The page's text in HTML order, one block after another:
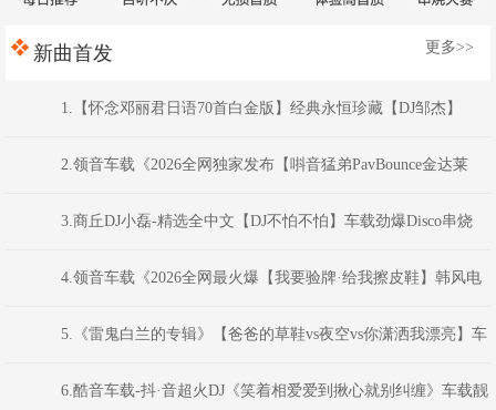
新曲首发 更多>>
1.【怀念邓丽君日语70首白金版】经典永恒珍藏【DJ邹杰】
2.领音车载《2026全网独家发布【唞音猛弟PavBounce金达莱
花】最新反排TechHouse电音嗨曲》(Dj音少Mix)
3.商丘DJ小磊-精选全中文【DJ不怕不怕】车载劲爆Disco串烧
4.领音车载《2026全网最火爆【我要验牌·给我擦皮鞋】韩风电
音派对Bounce弹跳重低音》(Dj红仔Mix)
5.《雷鬼白兰的专辑》【爸爸的草鞋vs夜空vs你潇洒我漂亮】车
载串烧-DJ宝剑6.酷音车载-抖·音超火DJ《笑着相爱爱到揪心就别纠缠》车载靓